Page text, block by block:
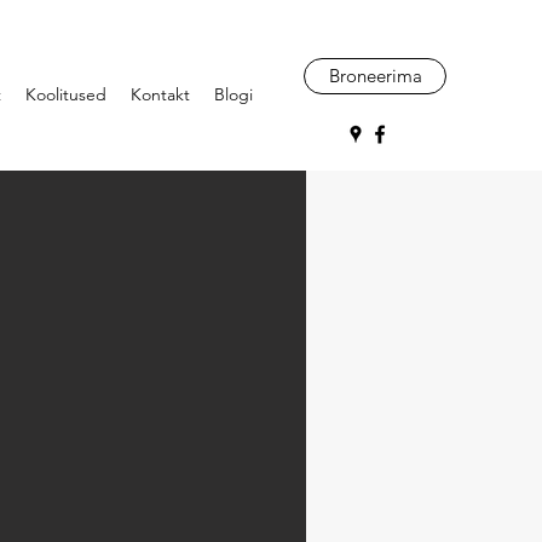
Koolitused Kontakt Blogi
Broneerima